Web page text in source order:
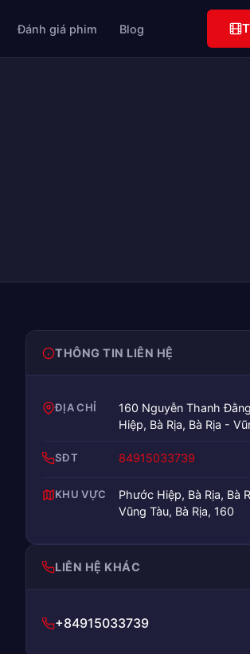
Đánh giá phim Blog
THÔNG TIN LIÊN HỆ
ĐỊA CHỈ
160 Nguyễn Thanh
Hiệp, Bà Rịa, Bà Rịa -
SĐT 84915033739
KHU VỰC
Phước Hiệp, Bà Rịa, Bà
Vũng Tàu, Bà Rịa, 160
LIÊN HỆ KHÁC
+84915033739